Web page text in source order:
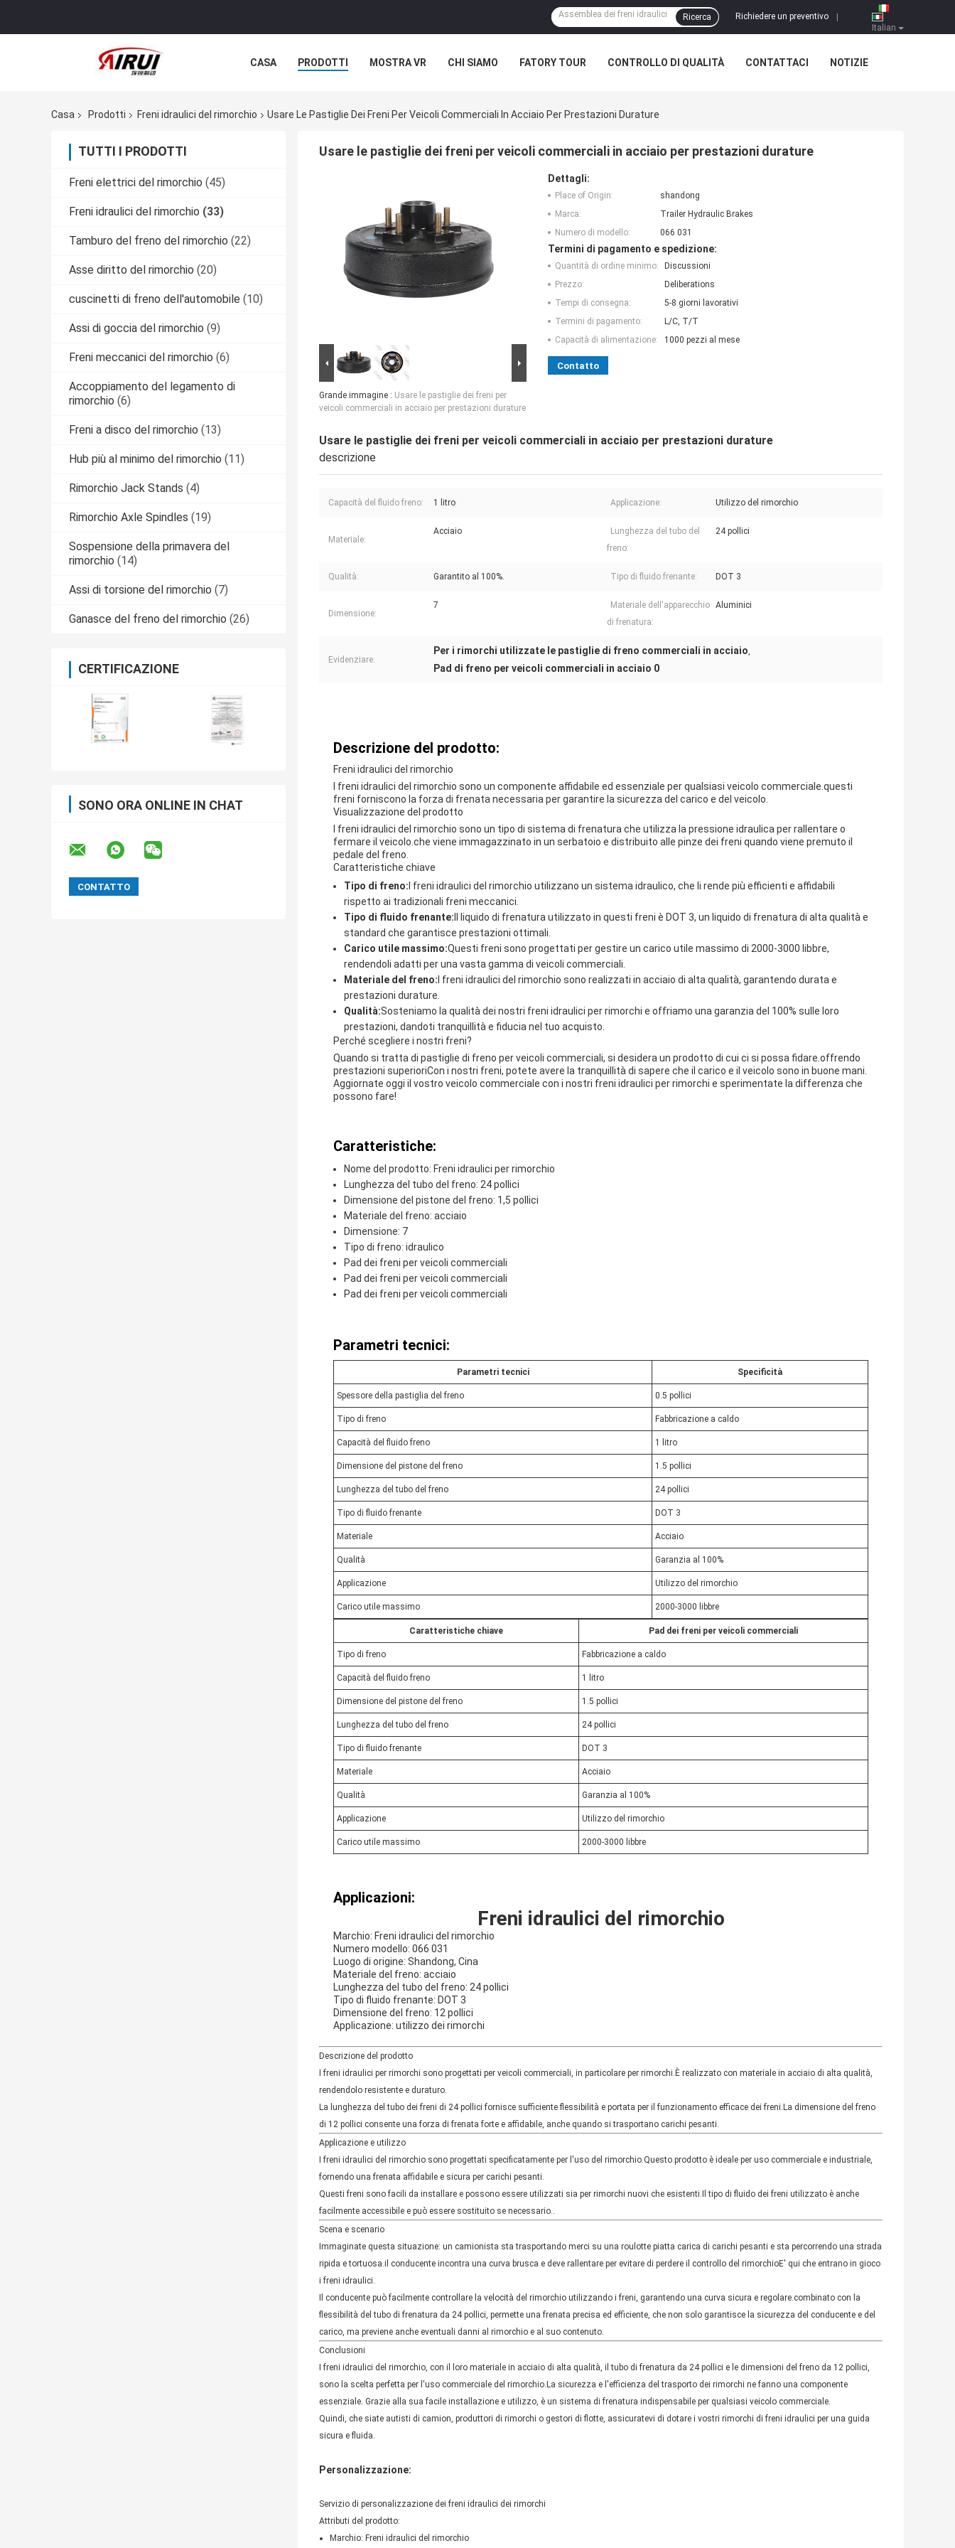
Italian
Richiedere un preventivo
Ricerca
CASA PRODOTTI MOSTRA VR CHI SIAMO FATORY TOUR CONTROLLO DI QUALITÀ CONTATTACI NOTIZIE
Casa
Prodotti Freni idraulici del rimorchio Usare Le Pastiglie Dei Freni Per Veicoli Commerciali In Acciaio Per Prestazioni Durature
TUTTI I PRODOTTI
Freni elettrici del rimorchio (45)
Freni idraulici del rimorchio (33)
Tamburo del freno del rimorchio (22)
Asse diritto del rimorchio (20)
cuscinetti di freno dell'automobile (10)
Assi di goccia del rimorchio (9)
Freni meccanici del rimorchio (6)
Accoppiamento del legamento di
rimorchio (6)
Freni a disco del rimorchio (13)
Hub più al minimo del rimorchio (11)
Rimorchio Jack Stands (4)
Rimorchio Axle Spindles (19)
Sospensione della primavera del
rimorchio (14)
Assi di torsione del rimorchio (7)
Ganasce del freno del rimorchio (26)
CERTIFICAZIONE
SONO ORA ONLINE IN CHAT
Usare le pastiglie dei freni per veicoli commerciali in acciaio per prestazioni durature
Grande immagine : Usare le pastiglie dei freni per
veicoli commerciali in acciaio per prestazioni durature
Dettagli:
Place of Origin:
shandong
Marca:
Trailer Hydraulic Brakes
Numero di modello:
066 031
Termini di pagamento e spedizione:
Quantità di ordine minimo:
Discussioni
Prezzo:
Deliberations
Tempi di consegna:
5-8 giorni lavorativi
Termini di pagamento:
L/C, T/T
Capacità di alimentazione:
1000 pezzi al mese
Contatto
Usare le pastiglie dei freni per veicoli commerciali in acciaio per prestazioni durature
descrizione
Capacità del fluido freno: 1 litro Applicazione: Utilizzo del rimorchio
Materiale:
Acciaio
Lunghezza del tubo del
freno:
24 pollici
Qualità: Garantito al 100%. Tipo di fluido frenante: DOT 3
Dimensione:
7
Materiale dell'apparecchio
di frenatura:
Aluminici
Evidenziare:
Per i rimorchi utilizzate le pastiglie di freno commerciali in acciaio,
Pad di freno per veicoli commerciali in acciaio 0
Descrizione del prodotto:
Freni idraulici del rimorchio
I freni idraulici del rimorchio sono un componente affidabile ed essenziale per qualsiasi veicolo commerciale.questi
freni forniscono la forza di frenata necessaria per garantire la sicurezza del carico e del veicolo.
Visualizzazione del prodotto
I freni idraulici del rimorchio sono un tipo di sistema di frenatura che utilizza la pressione idraulica per rallentare o
fermare il veicolo.che viene immagazzinato in un serbatoio e distribuito alle pinze dei freni quando viene premuto il
pedale del freno.
Caratteristiche chiave
Tipo di freno: I freni idraulici del rimorchio utilizzano un sistema idraulico, che li rende più efficienti e affidabili
rispetto ai tradizionali freni meccanici.
Tipo di fluido frenante: Il liquido di frenatura utilizzato in questi freni è DOT 3, un liquido di frenatura di alta qualità e
standard che garantisce prestazioni ottimali.
Carico utile massimo:Questi freni sono progettati per gestire un carico utile massimo di 2000-3000 libbre,
rendendoli adatti per una vasta gamma di veicoli commerciali.
Materiale del freno: I freni idraulici del rimorchio sono realizzati in acciaio di alta qualità, garantendo durata e
prestazioni durature.
Qualità:Sosteniamo la qualità dei nostri freni idraulici per rimorchi e offriamo una garanzia del 100% sulle loro
prestazioni, dandoti tranquillità e fiducia nel tuo acquisto.
Perché scegliere i nostri freni?
Quando si tratta di pastiglie di freno per veicoli commerciali, si desidera un prodotto di cui ci si possa fidare.offrendo
prestazioni superioriCon i nostri freni, potete avere la tranquillità di sapere che il carico e il veicolo sono in buone mani.
Aggiornate oggi il vostro veicolo commerciale con i nostri freni idraulici per rimorchi e sperimentate la differenza che
possono fare!
Caratteristiche:
Nome del prodotto: Freni idraulici per rimorchio
Lunghezza del tubo del freno: 24 pollici
Dimensione del pistone del freno: 1,5 pollici
Materiale del freno: acciaio
Dimensione: 7
Tipo di freno: idraulico
Pad dei freni per veicoli commerciali
Pad dei freni per veicoli commerciali
Pad dei freni per veicoli commerciali
Parametri tecnici:
Parametri tecnici Specificità
Spessore della pastiglia del freno 0.5 pollici
Tipo di freno Fabbricazione a caldo
Capacità del fluido freno 1 litro
Dimensione del pistone del freno 1.5 pollici
Lunghezza del tubo del freno 24 pollici
Tipo di fluido frenante DOT 3
Materiale Acciaio
Qualità Garanzia al 100%
Applicazione Utilizzo del rimorchio
Carico utile massimo 2000-3000 libbre
Caratteristiche chiave Pad dei freni per veicoli commerciali
Tipo di freno Fabbricazione a caldo
Capacità del fluido freno 1 litro
Dimensione del pistone del freno 1.5 pollici
Lunghezza del tubo del freno 24 pollici
Tipo di fluido frenante DOT 3
Materiale Acciaio
Qualità Garanzia al 100%
Applicazione Utilizzo del rimorchio
Carico utile massimo 2000-3000 libbre
Applicazioni:
Freni idraulici del rimorchio
Marchio: Freni idraulici del rimorchio
Numero modello: 066 031
Luogo di origine: Shandong, Cina
Materiale del freno: acciaio
Lunghezza del tubo del freno: 24 pollici
Tipo di fluido frenante: DOT 3
Dimensione del freno: 12 pollici
Applicazione: utilizzo dei rimorchi
Descrizione del prodotto
I freni idraulici per rimorchi sono progettati per veicoli commerciali, in particolare per rimorchi.È realizzato con materiale in acciaio di alta qualità,
rendendolo resistente e duraturo.
La lunghezza del tubo dei freni di 24 pollici fornisce sufficiente flessibilità e portata per il funzionamento efficace dei freni.La dimensione del freno
di 12 pollici consente una forza di frenata forte e affidabile, anche quando si trasportano carichi pesanti.
Applicazione e utilizzo
I freni idraulici del rimorchio sono progettati specificatamente per l'uso del rimorchio.Questo prodotto è ideale per uso commerciale e industriale,
fornendo una frenata affidabile e sicura per carichi pesanti.
Questi freni sono facili da installare e possono essere utilizzati sia per rimorchi nuovi che esistenti.Il tipo di fluido dei freni utilizzato è anche
facilmente accessibile e può essere sostituito se necessario..
Scena e scenario
Immaginate questa situazione: un camionista sta trasportando merci su una roulotte piatta carica di carichi pesanti e sta percorrendo una strada
ripida e tortuosa.il conducente incontra una curva brusca e deve rallentare per evitare di perdere il controllo del rimorchioE' qui che entrano in gioco
i freni idraulici.
Il conducente può facilmente controllare la velocità del rimorchio utilizzando i freni, garantendo una curva sicura e regolare.combinato con la
flessibilità del tubo di frenatura da 24 pollici, permette una frenata precisa ed efficiente, che non solo garantisce la sicurezza del conducente e del
carico, ma previene anche eventuali danni al rimorchio e al suo contenuto.
Conclusioni
I freni idraulici del rimorchio, con il loro materiale in acciaio di alta qualità, il tubo di frenatura da 24 pollici e le dimensioni del freno da 12 pollici,
sono la scelta perfetta per l'uso commerciale del rimorchio.La sicurezza e l'efficienza del trasporto dei rimorchi ne fanno una componente
essenziale. Grazie alla sua facile installazione e utilizzo, è un sistema di frenatura indispensabile per qualsiasi veicolo commerciale.
Quindi, che siate autisti di camion, produttori di rimorchi o gestori di flotte, assicuratevi di dotare i vostri rimorchi di freni idraulici per una guida
sicura e fluida.
Personalizzazione:
Servizio di personalizzazione dei freni idraulici dei rimorchi
Attributi del prodotto:
Marchio: Freni idraulici del rimorchio